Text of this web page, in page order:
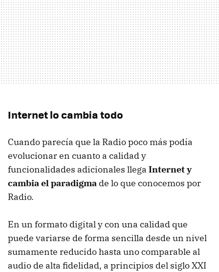
Internet lo cambia todo
Cuando parecía que la Radio poco más podía
evolucionar en cuanto a calidad y
funcionalidades adicionales llega Internet y
cambia el paradigma de lo que conocemos por
Radio.
En un formato digital y con una calidad que
puede variarse de forma sencilla desde un nivel
sumamente reducido hasta uno comparable al
audio de alta fidelidad, a principios del siglo XXI